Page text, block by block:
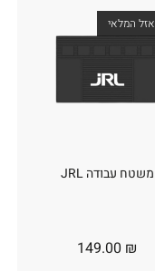
אזל המלאי
משטח עבודה JRL
149.00 ₪